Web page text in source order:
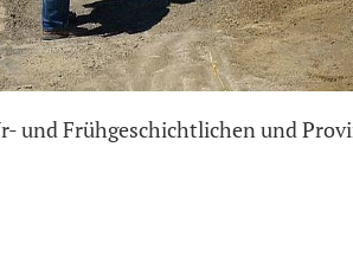
und Frühgeschichtlichen und